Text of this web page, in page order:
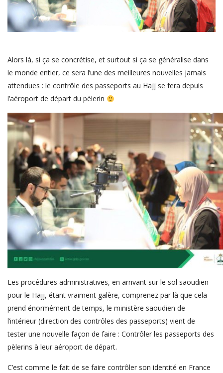
Alors là, si ça se concrétise, et surtout si ça se généralise dans
le monde entier, ce sera l’une des meilleures nouvelles jamais
attendues : le contrôle des passeports au Hajj se fera depuis
l’aéroport de départ du pèlerin
Les procédures administratives, en arrivant sur le sol saoudien
pour le Hajj, étant vraiment galère, comprenez par là que cela
prend énormément de temps, le ministère saoudien de
l’intérieur (direction des contrôles des passeports) vient de
tester une nouvelle façon de faire : Contrôler les passeports des
pèlerins à leur aéroport de départ.
C’est comme le fait de se faire contrôler son identité en France